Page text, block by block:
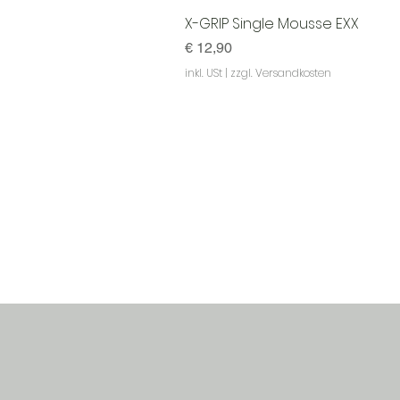
X-GRIP Single Mousse EXX
Preis
€ 12,90
inkl. USt | zzgl. Versandkosten